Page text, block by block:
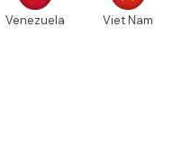
Venezuela Viet Nam